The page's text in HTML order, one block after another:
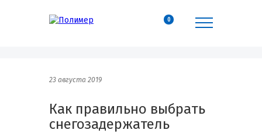
0
23 августа 2019
Как правильно выбрать
снегозадержатель